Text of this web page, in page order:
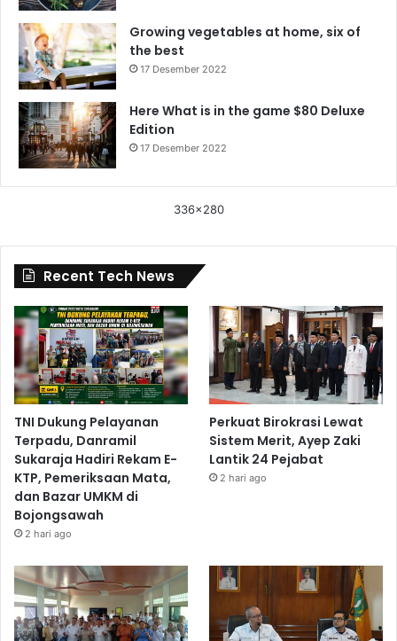
Growing vegetables at home, six of
the best
17 Desember 2022
Here What is in the game $80 Deluxe
Edition
17 Desember 2022
336x280
Recent Tech News
TNI Dukung Pelayanan
Terpadu, Danramil
Sukaraja Hadiri Rekam E-
KTP, Pemeriksaan Mata,
dan Bazar UMKM di
Bojongsawah
2 hari ago
Perkuat Birokrasi Lewat
Sistem Merit, Ayep Zaki
Lantik 24 Pejabat
2 hari ago